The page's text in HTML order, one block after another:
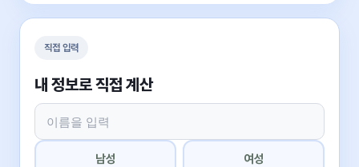
직접 입력
내 정보로 직접 계산
남성 여성